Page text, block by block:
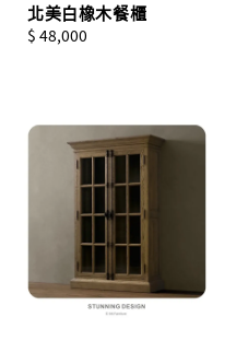
北美白橡木餐櫃
Regular
$ 48,000